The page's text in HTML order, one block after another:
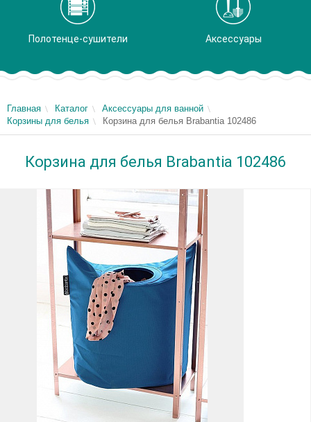
Полотенце-сушители Аксессуары
Главная Каталог
Аксессуары для ванной
Корзины для белья
Корзина для белья Brabantia 102486
Корзина для белья Brabantia 102486